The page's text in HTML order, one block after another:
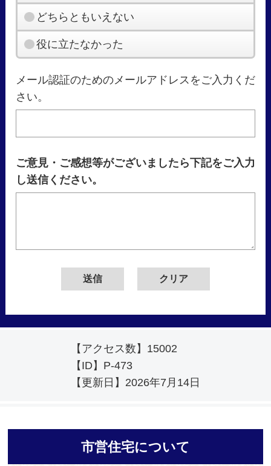
どちらともいえない
役に立たなかった
メール認証のためのメールアドレスをご入力くだ
さい。
ご意見・ご感想等がございましたら下記をご入力
し送信ください。
【アクセス数】 15002
【ID】 P-473
【更新日】 2026年7月14日
市営住宅について